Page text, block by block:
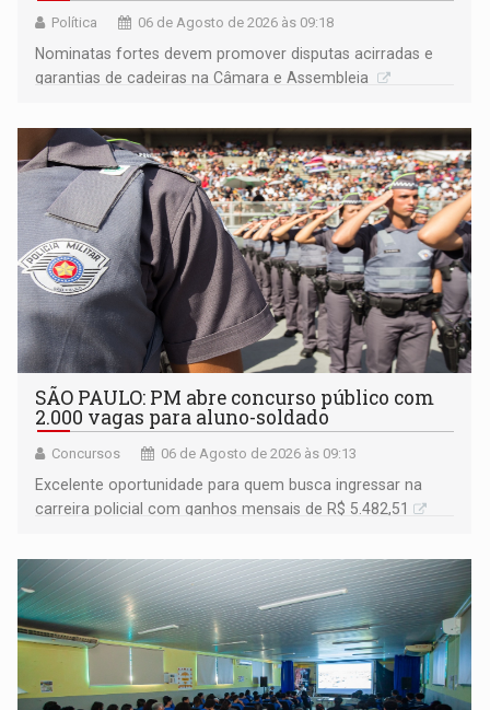
Política 06 de Agosto de 2026 às 09:18
Nominatas fortes devem promover disputas acirradas e
garantias de cadeiras na Câmara e Assembleia
SÃO PAULO: PM abre concurso público com
2.000 vagas para aluno-soldado
Concursos 06 de Agosto de 2026 às 09:13
Excelente oportunidade para quem busca ingressar na
carreira policial com ganhos mensais de R$ 5.482,51